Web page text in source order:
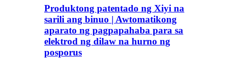
Produktong patentado ng Xiyi na
sarili ang binuo | Awtomatikong
aparato ng pagpapahaba para sa
elektrod ng dilaw na hurno ng
posporus